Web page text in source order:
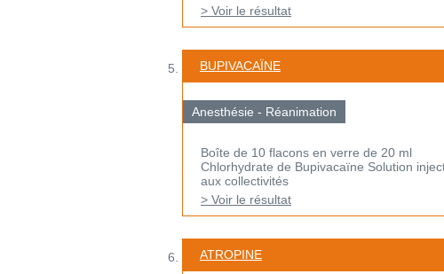
> Voir le résultat
BUPIVACAÏNE
Anesthésie - Réanimation
Boîte de 10 flacons en verre de 20 ml
Chlorhydrate de Bupivacaïne Solution
aux collectivités
> Voir le résultat
ATROPINE